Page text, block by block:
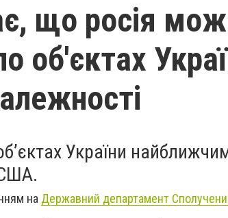
що росія
об'єктах
України
на Державний департамент